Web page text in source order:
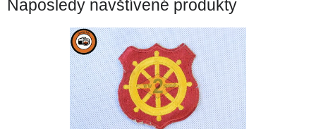
Naposledy navštívené produkty